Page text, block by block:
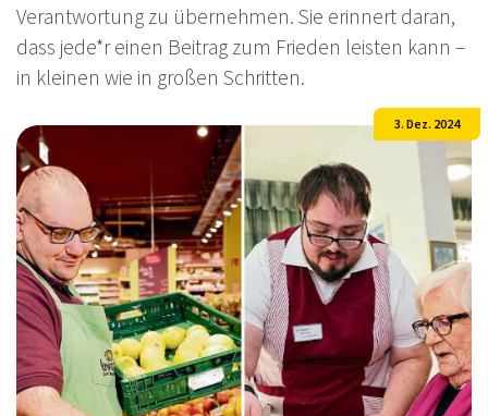
Verantwortung zu übernehmen. Sie erinnert daran,
dass jede*r einen Beitrag zum Frieden leisten kann –
in kleinen wie in großen Schritten.
3. Dez. 2024